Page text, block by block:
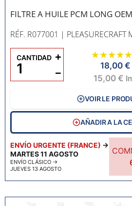
FILTRE A HUILE PCM LONG OEM
RÉF. R077001 | PLEASURECRAFT
ENVÍO URGENTE (FRANCE) →
MARTES 11 AGOSTO
ENVÍO CLÁSICO →
JUEVES 13 AGOSTO
18,00 €
15,00 €
CANTIDAD
−
+
VOIR LE
AÑADIR A LA